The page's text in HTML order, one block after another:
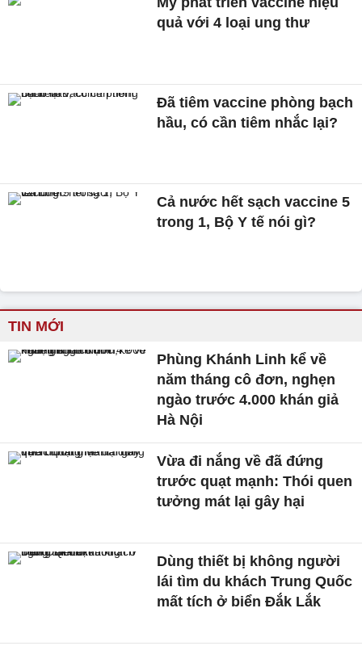
quả với 4 loại ung thư
Đã tiêm vaccine phòng bạch
hầu, có cần tiêm nhắc lại?
Cả nước hết sạch vaccine 5
trong 1, Bộ Y tế nói gì?
TIN MỚI
Phùng Khánh Linh kể về
năm tháng cô đơn, nghẹn
ngào trước 4.000 khán giả
Hà Nội
Vừa đi nắng về đã đứng
trước quạt mạnh: Thói quen
tưởng mát lại gây hại
Dùng thiết bị không người
lái tìm du khách Trung Quốc
mất tích ở biển Đắk Lắk